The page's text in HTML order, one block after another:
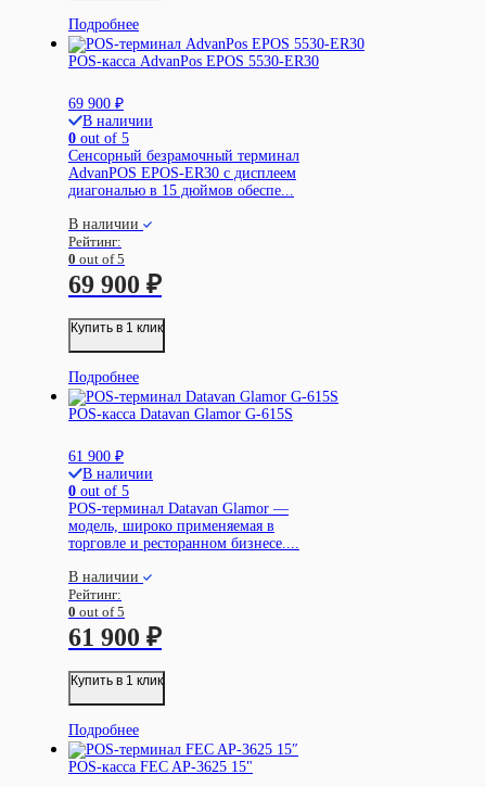
Подробнее
POS-касса AdvanPos EPOS 5530-ER30
69 900 ₽
В наличии
0 out of 5
Сенсорный безрамочный терминал
AdvanPOS EPOS-ER30 с дисплеем
диагональю в 15 дюймов обеспе...
В наличии
Рейтинг:
0 out of 5
69 900 ₽
Купить в 1 клик
Подробнее
POS-касса Datavan Glamor G-615S
61 900 ₽
В наличии
0 out of 5
POS-терминал Datavan Glamor —
модель, широко применяемая в
торговле и ресторанном бизнесе....
В наличии
Рейтинг:
0 out of 5
61 900 ₽
Купить в 1 клик
Подробнее
POS-касса FEC AP-3625 15"